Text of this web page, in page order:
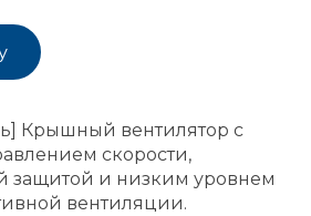
Крышный вентилятор с
скорости,
защитой и низким уровнем
вентиляции.